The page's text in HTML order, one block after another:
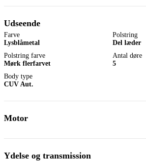
Udseende
Farve
Lysblåmetal
Polstring
Del læder
Polstring farve
Mørk flerfarvet
Antal døre
5
Body type
CUV Aut.
Motor
Ydelse og transmission